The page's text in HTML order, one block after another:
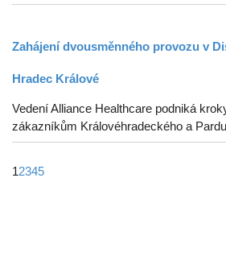
Zahájení dvousměnného provozu v
Hradec Králové
Vedení Alliance Healthcare podniká
zákazníkům Královéhradeckého a
12345